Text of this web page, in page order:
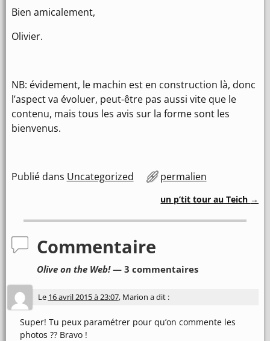
Bien amicalement,
Olivier.
NB: évidement, le machin est en construction là, donc
l’aspect va évoluer, peut-être pas aussi vite que le
contenu, mais tous les avis sur la forme sont les
bienvenus.
Publié dans Uncategorized permalien
un p’tit tour au Teich →
Commentaire
Olive on the Web!— 3 commentaires
Le 16 avril 2015 à 23:07, Marion a dit :
Super! Tu peux paramétrer pour qu’on commente les
photos ?? Bravo !